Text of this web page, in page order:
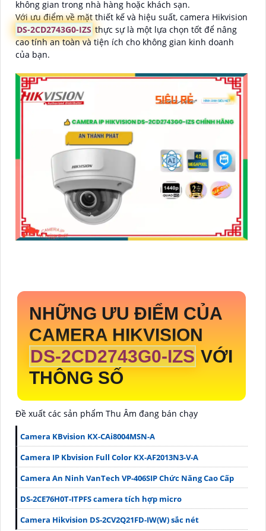
không gian trong nhà hàng hoặc khách sạn.
Với ưu điểm về mặt thiết kế và hiệu suất, camera Hikvision
DS-2CD2743G0-IZS thực sự là một lựa chọn tốt để nâng
cao tính an toàn và tiện ích cho không gian kinh doanh
của bạn.
NHỮNG ƯU ĐIỂM CỦA
CAMERA HIKVISION
DS-2CD2743G0-IZS VỚI
THÔNG SỐ
Đề xuất các sản phẩm Thu Âm đang bán chạy
Camera KBvision KX-CAi8004MSN-A
Camera IP Kbvision Full Color KX-AF2013N3-V-A
Camera An Ninh VanTech VP-406SIP Chức Năng Cao Cấp
DS-2CE76H0T-ITPFS camera tích hợp micro
Camera Hikvision DS-2CV2Q21FD-IW(W) sắc nét